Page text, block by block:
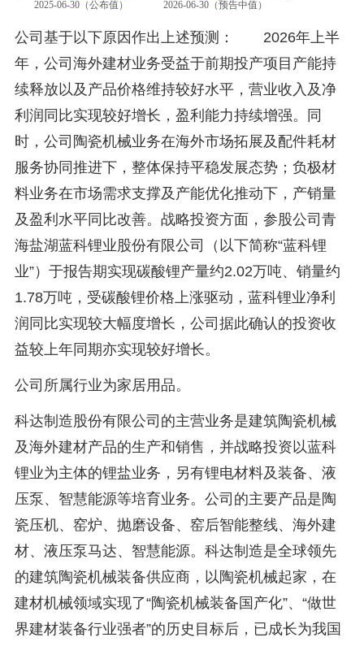
公司基于以下原因作出上述预测： 2026年上半
年，公司海外建材业务受益于前期投产项目产能持
续释放以及产品价格维持较好水平，营业收入及净
利润同比实现较好增长，盈利能力持续增强。同
时，公司陶瓷机械业务在海外市场拓展及配件耗材
服务协同推进下，整体保持平稳发展态势；负极材
料业务在市场需求支撑及产能优化推动下，产销量
及盈利水平同比改善。战略投资方面，参股公司青
海盐湖蓝科锂业股份有限公司（以下简称“蓝科锂
业”）于报告期实现碳酸锂产量约2.02万吨、销量约
1.78万吨，受碳酸锂价格上涨驱动，蓝科锂业净利
润同比实现较大幅度增长，公司据此确认的投资收
益较上年同期亦实现较好增长。
公司所属行业为家居用品。
科达制造股份有限公司的主营业务是建筑陶瓷机械
及海外建材产品的生产和销售，并战略投资以蓝科
锂业为主体的锂盐业务，另有锂电材料及装备、液
压泵、智慧能源等培育业务。公司的主要产品是陶
瓷压机、窑炉、抛磨设备、窑后智能整线、海外建
材、液压泵马达、智慧能源。科达制造是全球领先
的建筑陶瓷机械装备供应商，以陶瓷机械起家，在
建材机械领域实现了“陶瓷机械装备国产化”、“做世
界建材装备行业强者”的历史目标后，已成长为我国